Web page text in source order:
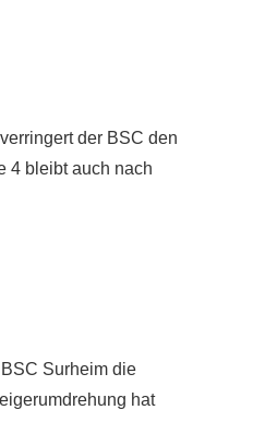
der BSC den
4 bleibt auch nach
Surheim die
hat